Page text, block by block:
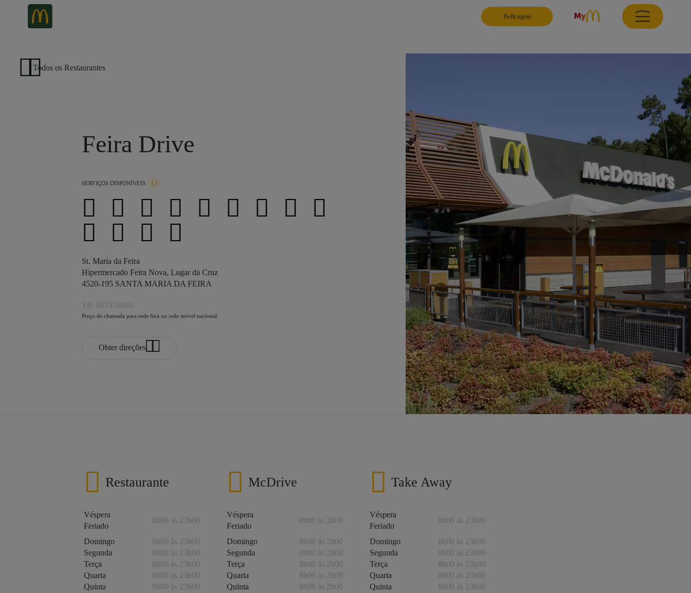
Pedir agora
Todos os Restaurantes
Feira Drive
SERVIÇOS DISPONÍVEIS 13
St. Maria da Feira
Hipermercado Feira Nova, Lugar da Cruz
4520-195 SANTA MARIA DA FEIRA
Tlf. 937376910
Preço de chamada para rede fixa ou rede móvel nacional.
Obter direções
Restaurante
Véspera
Feriado
8h00 às 23h00
Domingo
8h00 às 23h00
Segunda
8h00 às 23h00
Terça
8h00 às 23h00
Quarta
8h00 às 23h00
Quinta
8h00 às 23h00
McDrive
Véspera
Feriado
8h00 às 2h00
Domingo
8h00 às 2h00
Segunda
8h00 às 2h00
Terça
8h00 às 2h00
Quarta
8h00 às 2h00
Quinta
8h00 às 2h00
Take Away
Véspera
Feriado
8h00 às 23h00
Domingo
8h00 às 23h00
Segunda
8h00 às 23h00
Terça
8h00 às 23h00
Quarta
8h00 às 23h00
Quinta
8h00 às 23h00